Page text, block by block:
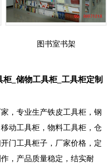
图书室书架
_储物工具柜_工具柜定制
，专业生产铁皮工具柜，钢
动工具柜，物料工具柜，仓
门工具柜子，厂家价格，定
，产品质量稳定，结实耐